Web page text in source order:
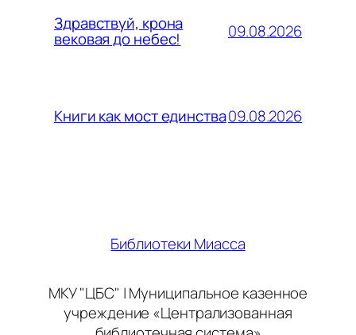
Здравствуй, крона
вековая до небес! 09.08.2026
Книги как мост единства09.08.2026
Библиотеки Миасса
МКУ "ЦБС" | Муниципальное казенное
учреждение «Централизованная